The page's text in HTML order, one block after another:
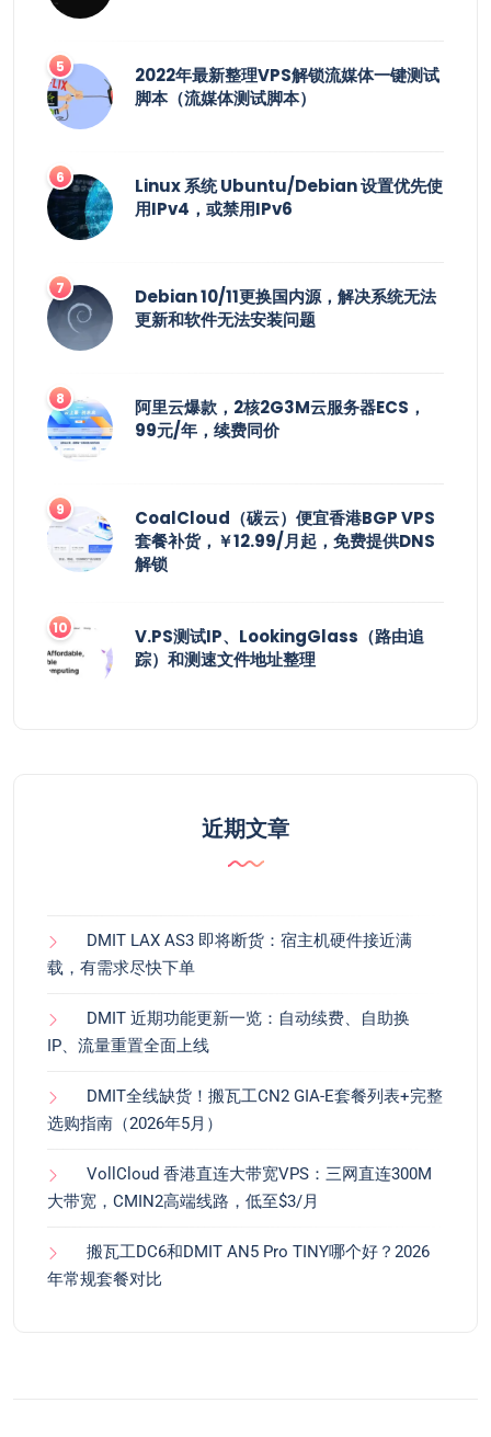
2022年最新整理VPS解锁流媒体一键测试
脚本（流媒体测试脚本）
Linux 系统 Ubuntu/Debian 设置优先使
用IPv4，或禁用IPv6
Debian 10/11更换国内源，解决系统无法
更新和软件无法安装问题
阿里云爆款，2核2G3M云服务器ECS，
99元/年，续费同价
CoalCloud（碳云）便宜香港BGP VPS
套餐补货，￥12.99/月起，免费提供DNS
解锁
V.PS测试IP、LookingGlass（路由追
踪）和测速文件地址整理
近期文章
DMIT LAX AS3 即将断货：宿主机硬件接近满
载，有需求尽快下单
DMIT 近期功能更新一览：自动续费、自助换
IP、流量重置全面上线
DMIT全线缺货！搬瓦工CN2 GIA-E套餐列表+完整
选购指南（2026年5月）
VollCloud 香港直连大带宽VPS：三网直连300M
大带宽，CMIN2高端线路，低至$3/月
搬瓦工DC6和DMIT AN5 Pro TINY哪个好？2026
年常规套餐对比